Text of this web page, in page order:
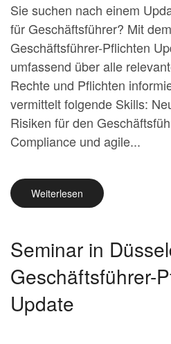
Sie suchen nach einem
für Geschäftsführer? Mit
Geschäftsführer-Pflichten
umfassend über alle
Rechte und Pflichten
vermittelt folgende Skills:
Risiken für den
Compliance und agile...
Weiterlesen
Seminar in
Geschäftsführer-
Update